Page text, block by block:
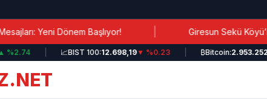
Dönem Başlıyor! | Giresun Sekü Köyü’nde
| BIST 100:12.698,19▼ %0.23 | Bitcoin:2.953.252,00